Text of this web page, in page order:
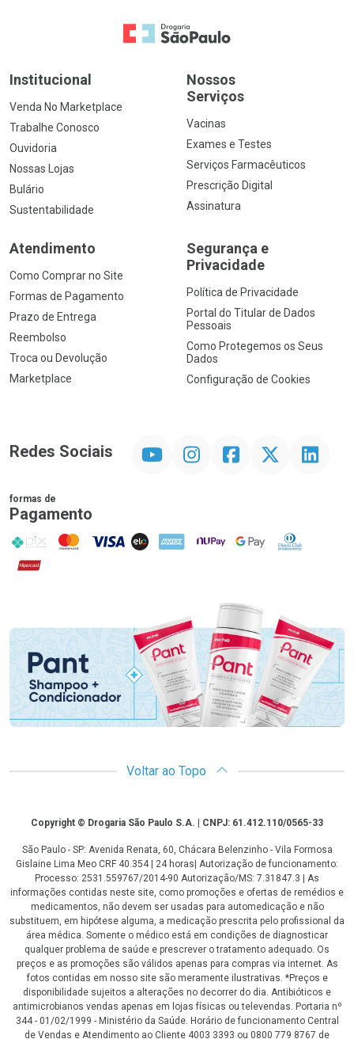
Ir para a Home
Institucional
Venda No Marketplace
Trabalhe Conosco
Ouvidoria
Nossas Lojas
Bulário
Sustentabilidade
Nossos
Serviços
Vacinas
Exames e Testes
Serviços Farmacêuticos
Prescrição Digital
Assinatura
Atendimento
Como Comprar no Site
Formas de Pagamento
Prazo de Entrega
Reembolso
Troca ou Devolução
Marketplace
Segurança e
Privacidade
Política de Privacidade
Portal do Titular de Dados
Pessoais
Como Protegemos os Seus
Dados
Configuração de Cookies
Redes Sociais InstagramFacebookTwitter Linkedin
formas de
Pagamento
PIX MasterCard
VISA ELO AMEX NuPay Google PayDiners Club
Hipercard
Promoção em Destaque
Voltar ao Topo
CopyrightCopyright © Drogaria São Paulo S.A. | CNPJ: 61.412.110/0565-33
São Paulo - SP: Avenida Renata, 60, Chácara Belenzinho - Vila Formosa
Gislaine Lima Meo CRF 40.354 | 24 horas| Autorização de funcionamento:
Processo: 2531.559767/2014-90 Autorização/MS: 7.31847.3 | As
informações contidas neste site, como promoções e ofertas de remédios e
medicamentos, não devem ser usadas para automedicação e não
substituem, em hipótese alguma, a medicação prescrita pelo profissional da
área médica. Somente o médico está em condições de diagnosticar
qualquer problema de saúde e prescrever o tratamento adequado. Os
preços e as promoções são válidos apenas para compras via internet. As
fotos contidas em nosso site são meramente ilustrativas. *Preços e
disponibilidade sujeitos a alterações no decorrer do dia. Antibióticos e
antimicrobianos vendas apenas em lojas físicas ou televendas. Portaria nº
344 - 01/02/1999 - Ministério da Saúde. Horário de funcionamento Central
de Vendas e Atendimento ao Cliente 4003 3393 ou 0800 779 8767 de